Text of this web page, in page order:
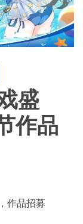
盛
作品
作品招募